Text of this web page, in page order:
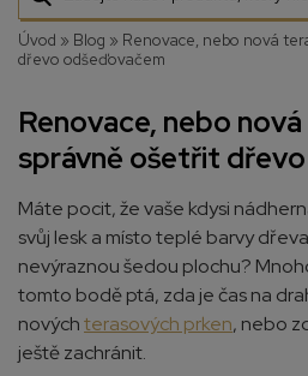
Úvod » Blog » Renovace, nebo nová
dřevo odšeďovačem
Renovace, nebo
správně ošetřit
Máte pocit, že vaše kdysi
svůj lesk a místo teplé barvy
nevýraznou šedou plochu?
tomto bodě ptá, zda je čas na
novýchterasových prken, nebo
ještě zachránit.